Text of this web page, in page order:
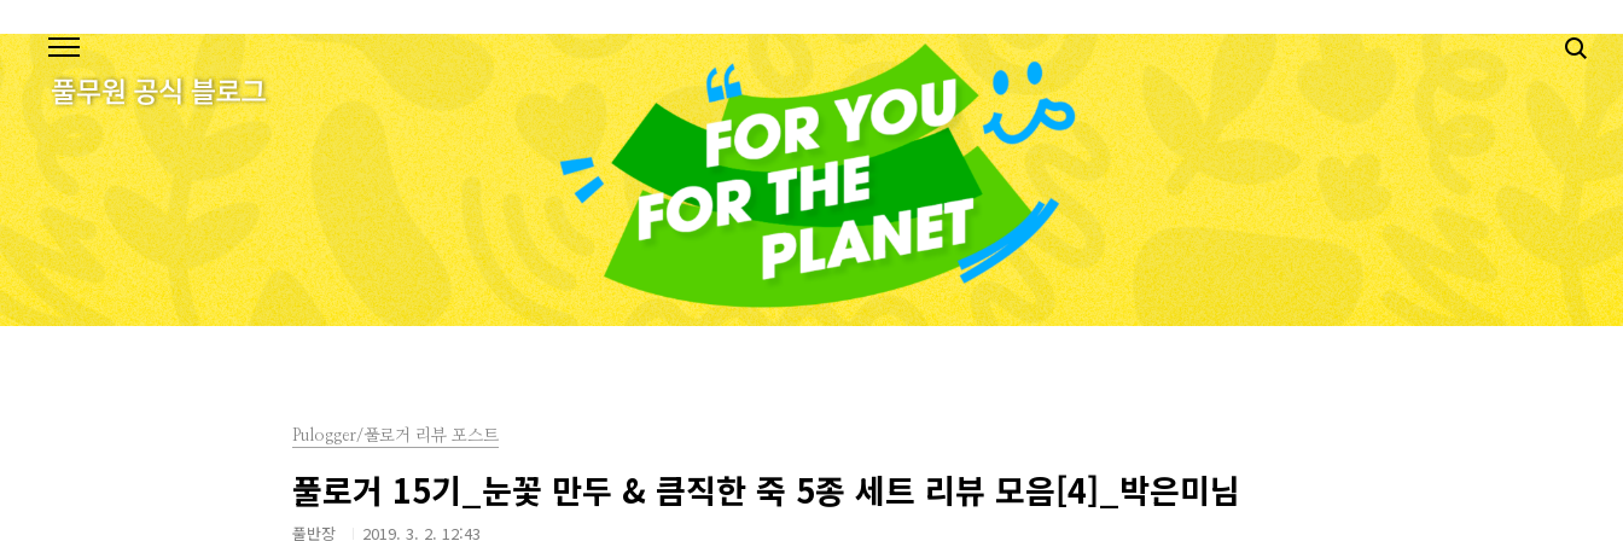
Pulogger/풀로거 리뷰 포스트
풀로거 15기_눈꽃 만두 & 큼직한 죽 5종 세트 리뷰 모음[4]_박은미님
풀반장 2019. 3. 2. 12:43